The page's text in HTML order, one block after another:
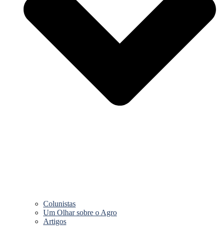
Colunistas
Um Olhar sobre o Agro
Artigos